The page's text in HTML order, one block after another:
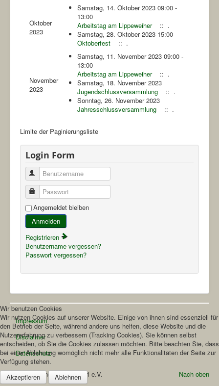
Oktober
2023
Samstag, 14. Oktober 2023 09:00 -
13:00
Arbeitstag am Lippeweiher
:: .
Samstag, 28. Oktober 2023 15:00
Oktoberfest
:: .
November
2023
Samstag, 11. November 2023 09:00 -
13:00
Arbeitstag am Lippeweiher
:: .
Samstag, 18. November 2023
Jugendschlussversammlung
:: .
Sonntag, 26. November 2023
Jahresschlussversammlung
:: .
Limite der Paginierungsliste
Login Form
Benutzername
Passwort
Angemeldet bleiben
Anmelden
Registrieren
Benutzername vergessen?
Passwort vergessen?
Impressum
Disclaimer
Datenschutz
Nach oben
© 2026 Fischereiverein Marl e.V.
Wir benutzen Cookies
Wir nutzen Cookies auf unserer Website. Einige von ihnen sind essenziell für
den Betrieb der Seite, während andere uns helfen, diese Website und die
Nutzererfahrung zu verbessern (Tracking Cookies). Sie können selbst
entscheiden, ob Sie die Cookies zulassen möchten. Bitte beachten Sie, dass
bei einer Ablehnung womöglich nicht mehr alle Funktionalitäten der Seite zur
Verfügung stehen.
Akzeptieren
Ablehnen